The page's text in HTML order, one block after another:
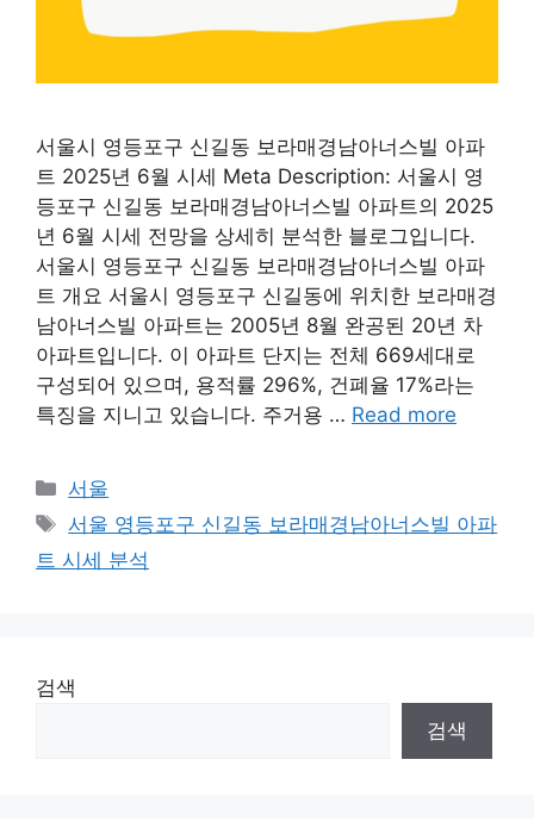
서울시 영등포구 신길동 보라매경남아너스빌 아파
트 2025년 6월 시세 Meta Description: 서울시 영
등포구 신길동 보라매경남아너스빌 아파트의 2025
년 6월 시세 전망을 상세히 분석한 블로그입니다.
서울시 영등포구 신길동 보라매경남아너스빌 아파
트 개요 서울시 영등포구 신길동에 위치한 보라매경
남아너스빌 아파트는 2005년 8월 완공된 20년 차
아파트입니다. 이 아파트 단지는 전체 669세대로
구성되어 있으며, 용적률 296%, 건폐율 17%라는
특징을 지니고 있습니다. 주거용 … Read more
Categories
서울
Tags
서울 영등포구 신길동 보라매경남아너스빌 아파
트 시세 분석
검색
검색